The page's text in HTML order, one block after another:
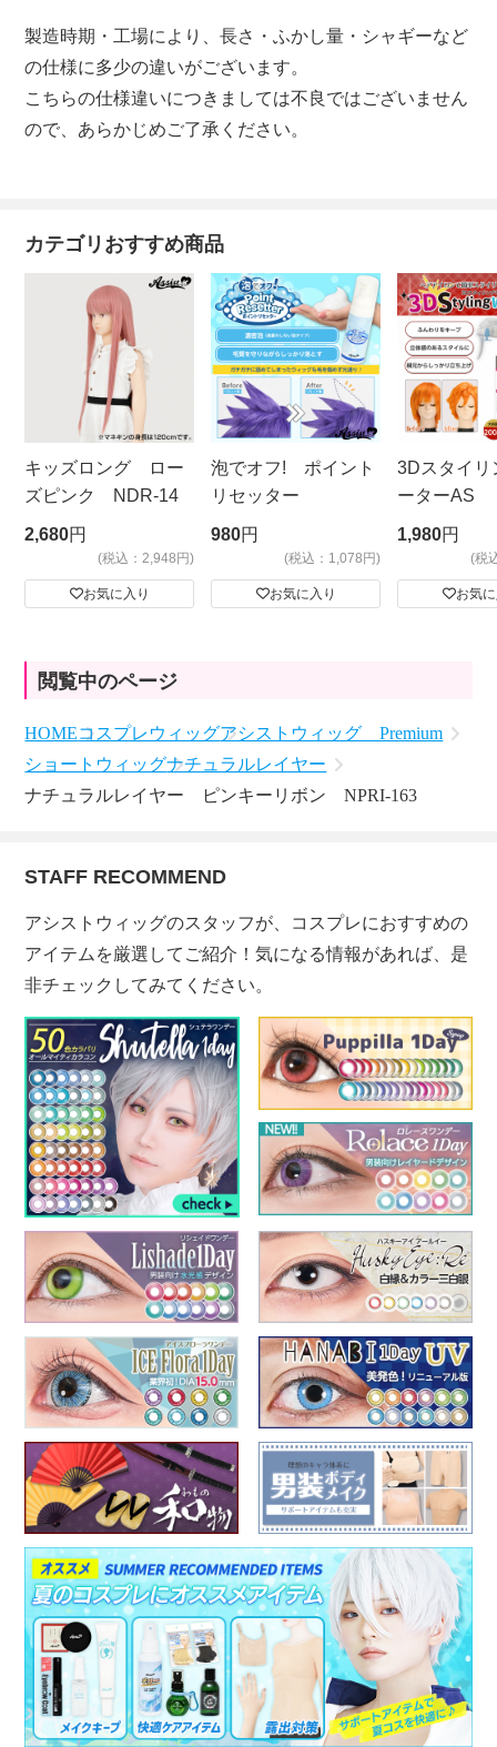
製造時期・工場により、長さ・ふかし量・シャギーなど
の仕様に多少の違いがございます。
こちらの仕様違いにつきましては不良ではございません
ので、あらかじめご了承ください。
カテゴリおすすめ商品
キッズロング ロー
ズピンク NDR-14
2,680円
(税込：2,948円)
お気に入り
泡でオフ! ポイント
リセッター
980円
(税込：1,078円)
お気に入り
3Dスタイリ
ーターAS
ビッグサイ
1,980円
(税
お気
閲覧中のページ
HOMEコスプレウィッグアシストウィッグ Premium
ショートウィッグナチュラルレイヤー
ナチュラルレイヤー ピンキーリボン NPRI-163
STAFF RECOMMEND
アシストウィッグのスタッフが、コスプレにおすすめの
アイテムを厳選してご紹介！気になる情報があれば、是
非チェックしてみてください。